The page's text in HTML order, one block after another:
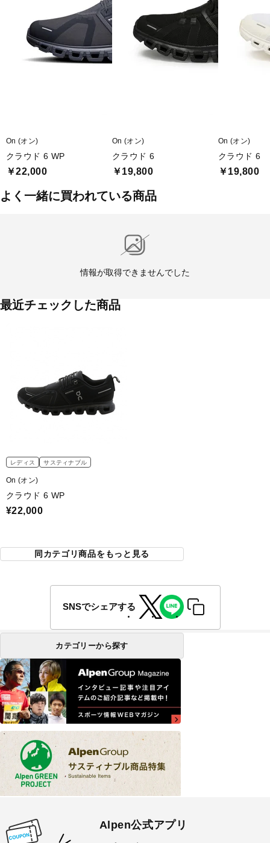
On (オン)
クラウド 6 WP
￥22,000
On (オン)
クラウド 6
￥19,800
On (オン)
クラウド 6
￥19,800
よく一緒に買われている商品
情報が取得できませんでした
最近チェックした商品
レディス サスティナブル
On (オン)
クラウド 6 WP
¥22,000
同カテゴリ商品をもっと見る
SNSでシェアする
カテゴリーから探す
Alpen公式アプリ